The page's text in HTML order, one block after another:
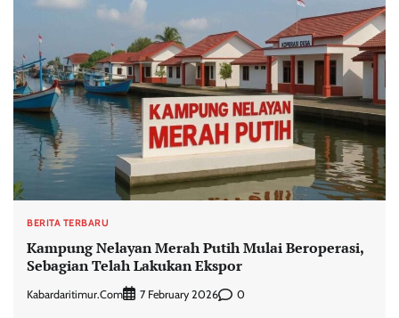
BERITA TERBARU
Kampung Nelayan Merah Putih Mulai Beroperasi,
Sebagian Telah Lakukan Ekspor
Kabardaritimur.com 7 February 2026 0